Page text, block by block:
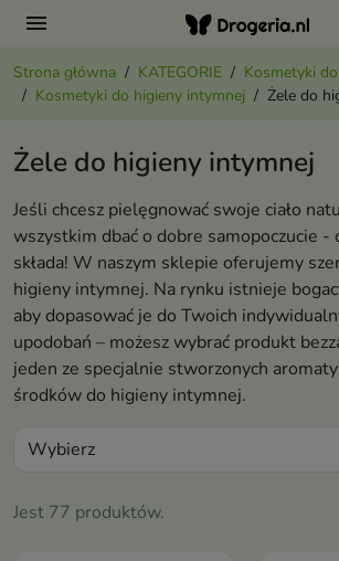
menu
Strona główna KATEGORIE
Kosmetyki do
Kosmetyki do higieny intymnej
Żele do
Żele do higieny intymnej
Jeśli chcesz pielęgnować swoje ciało
wszystkim dbać o dobre samopoczucie -
składa! W naszym sklepie oferujemy
higieny intymnej. Na rynku istnieje
aby dopasować je do Twoich
upodobań – możesz wybrać produkt
jeden ze specjalnie stworzonych
środków do higieny intymnej.
Jest 77 produktów.
Wybierz